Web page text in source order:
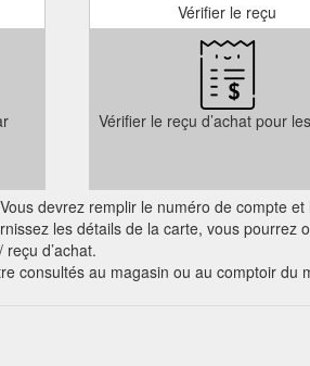
Vérifier le reçu
Vérifier le reçu d’achat pour
devrez remplir le numéro de compte
les détails de la carte, vous
d’achat.
consultés au magasin ou au comptoir du